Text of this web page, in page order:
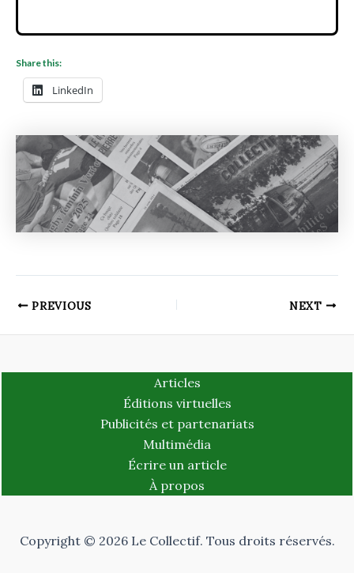
Share this:
LinkedIn
PREVIOUS NEXT
Articles
Éditions virtuelles
Publicités et partenariats
Multimédia
Écrire un article
À propos
Copyright © 2026 Le Collectif. Tous droits réservés.